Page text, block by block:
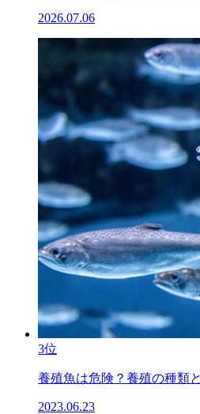
2026.07.06
3位
養殖魚は危険？養殖の種類
2023.06.23